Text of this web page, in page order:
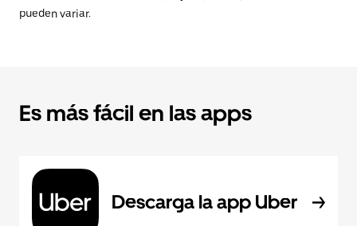
pueden variar.
Es más fácil en las apps
Descarga la app Uber